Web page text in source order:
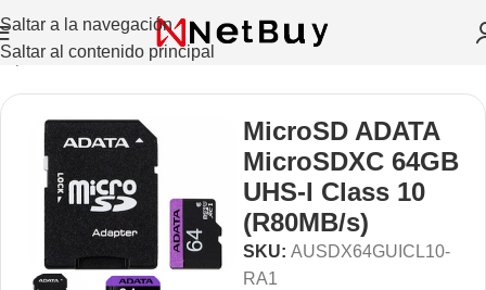
Saltar a la navegación
Saltar al contenido principal
Y Accesorios/Unidades de almacenamiento
MicroSD ADATA
MicroSDXC 64GB
UHS-I Class 10
(R80MB/s)
SKU: AUSDX64GUICL10-
RA1